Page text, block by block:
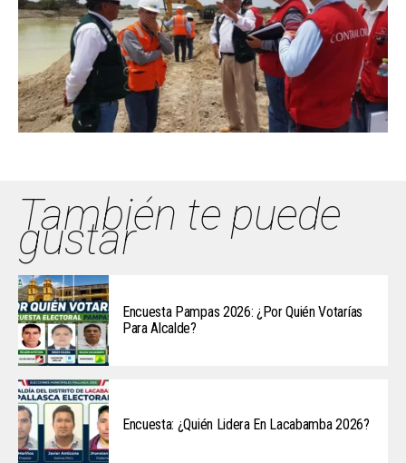
También te puede
gustar
Encuesta Pampas 2026: ¿Por Quién Votarías
Para Alcalde?
Encuesta: ¿Quién Lidera En Lacabamba 2026?